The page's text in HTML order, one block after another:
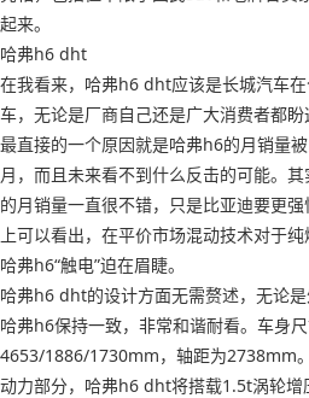
起来。
哈弗h6 dht
在我看来，哈弗h6 dht应该是长城汽车
车，无论是厂商自己还是广大消费者都盼
最直接的一个原因就是哈弗h6的月销量
月，而且未来看不到什么反击的可能。
的月销量一直很不错，只是比亚迪要更
上可以看出，在平价市场混动技术对于
哈弗h6“触电”迫在眉睫。
哈弗h6 dht的设计方面无需赘述，无论
哈弗h6保持一致，非常和谐耐看。车身
4653/1886/1730mm，轴距为2738mm。
动力部分，哈弗h6 dht将搭载1.5t涡轮